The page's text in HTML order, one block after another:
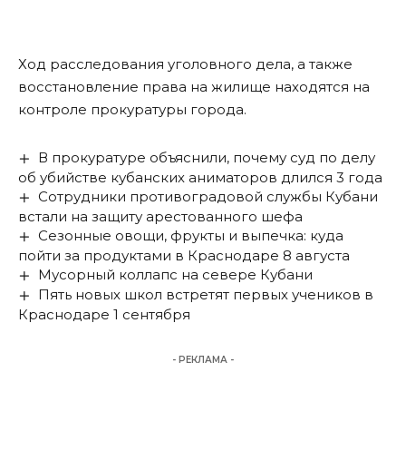
Ход расследования уголовного дела, а также
восстановление права на жилище находятся на
контроле прокуратуры города.
В прокуратуре объяснили, почему суд по делу
об убийстве кубанских аниматоров длился 3 года
Сотрудники противоградовой службы Кубани
встали на защиту арестованного шефа
Сезонные овощи, фрукты и выпечка: куда
пойти за продуктами в Краснодаре 8 августа
Мусорный коллапс на севере Кубани
Пять новых школ встретят первых учеников в
Краснодаре 1 сентября
- РЕКЛАМА -